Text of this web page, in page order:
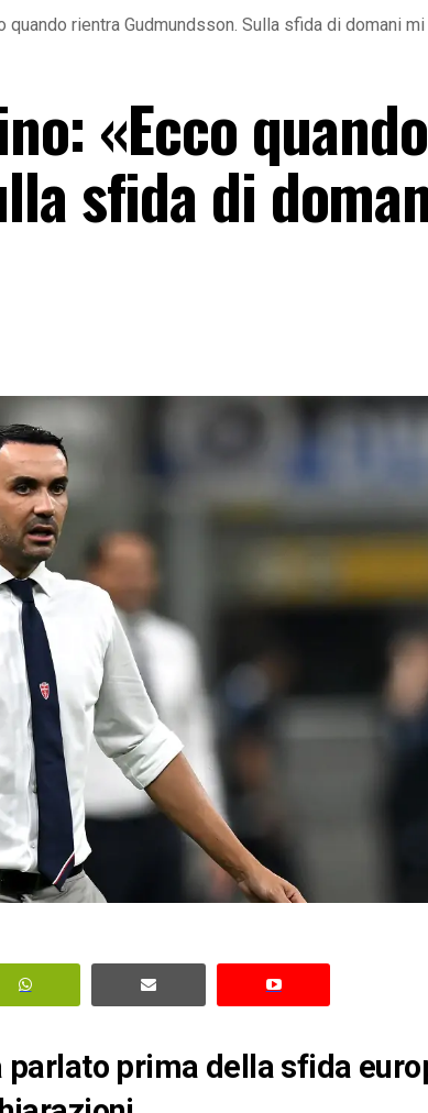
quando rientra Gudmundsson. Sulla sfida di domani
«Ecco
sfida di
parlato prima della sfida